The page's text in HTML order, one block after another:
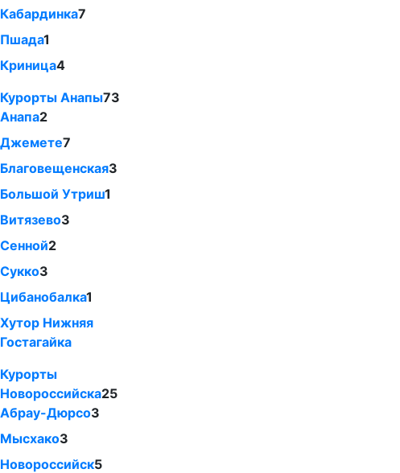
Кабардинка7
Пшада1
Криница4
Курорты Анапы73
Анапа2
Джемете7
Благовещенская3
Большой Утриш1
Витязево3
Сенной2
Сукко3
Цибанобалка1
Хутор Нижняя
Гостагайка
Курорты
Новороссийска25
Абрау-Дюрсо3
Мысхако3
Новороссийск5